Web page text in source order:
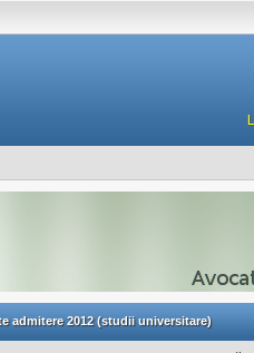
admitere 2012 (studii universitare)